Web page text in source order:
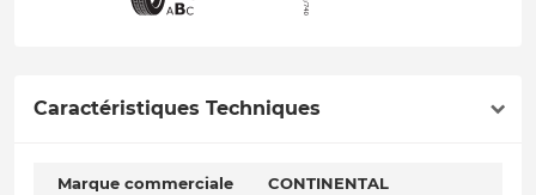
Caractéristiques Techniques
Marque commerciale CONTINENTAL